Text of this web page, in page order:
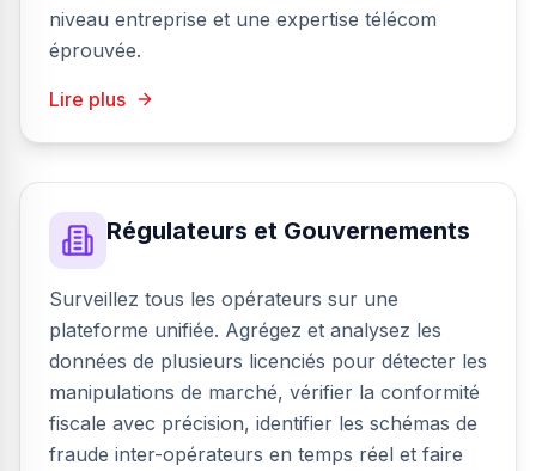
niveau entreprise et une expertise télécom
éprouvée.
Lire plus
Régulateurs et Gouvernements
Surveillez tous les opérateurs sur une
plateforme unifiée. Agrégez et analysez les
données de plusieurs licenciés pour détecter les
manipulations de marché, vérifier la conformité
fiscale avec précision, identifier les schémas de
fraude inter-opérateurs en temps réel et faire